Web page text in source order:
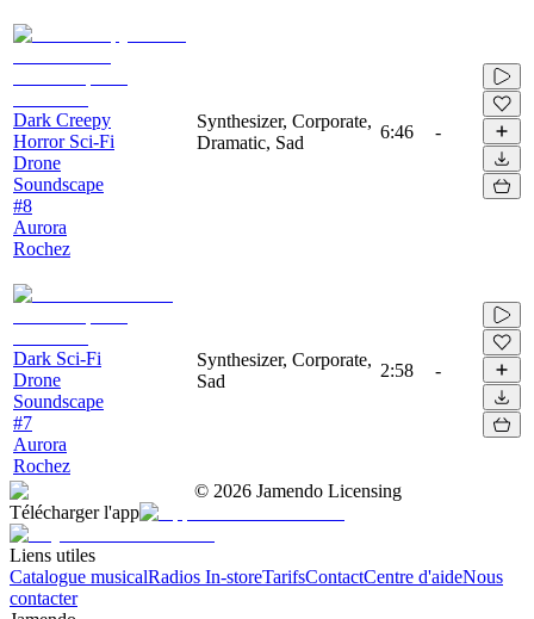
Dark Creepy
Horror Sci-Fi
Drone
Soundscape
#8
Aurora
Rochez
Synthesizer, Corporate,
Dramatic, Sad
6:46 -
Dark Sci-Fi
Drone
Soundscape
#7
Aurora
Rochez
Synthesizer, Corporate,
Sad
2:58 -
© 2026 Jamendo Licensing
Télécharger l'app
Liens utiles
Catalogue musicalRadios In-storeTarifsContactCentre d'aideNous
contacter